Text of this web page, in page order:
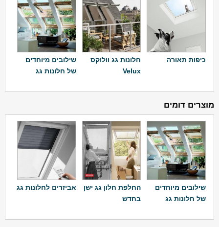
כיפות תאורה
חלונות גג וולוקס
Velux
שילובים מיוחדים
של חלונות גג
מוצרים דומים
שילובים מיוחדים
של חלונות גג
החלפת חלון גג ישן
בחדש
אביזרים לחלונות גג